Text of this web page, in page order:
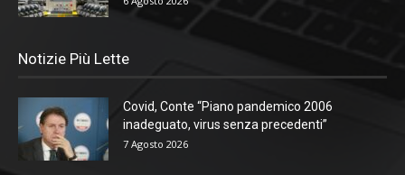
Notizie Più Lette
Covid, Conte “Piano pandemico 2006
inadeguato, virus senza precedenti”
7 Agosto 2026